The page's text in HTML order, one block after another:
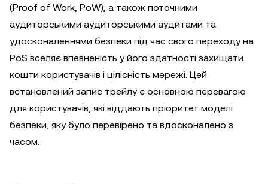
(Proof of Work, PoW), а також поточними
аудиторськими аудиторськими аудитами та
удосконаленнями безпеки під час свого переходу на
PoS вселяє впевненість у його здатності захищати
кошти користувачів і цілісність мережі. Цей
встановлений запис трейлу є основною перевагою
для користувачів, які віддають пріоритет моделі
безпеки, яку було перевірено та вдосконалено з
часом.